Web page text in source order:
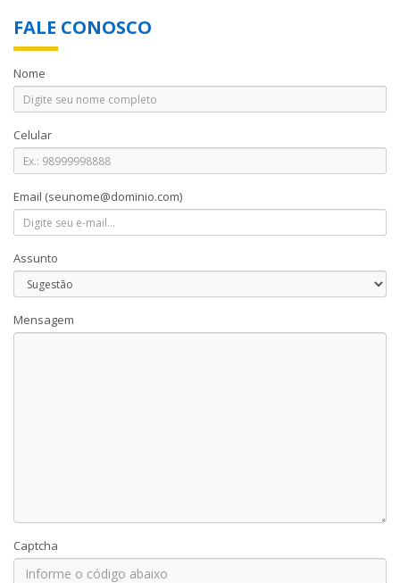
FALE CONOSCO
Nome
Celular
Email (seunome@dominio.com)
Assunto
Mensagem
Captcha